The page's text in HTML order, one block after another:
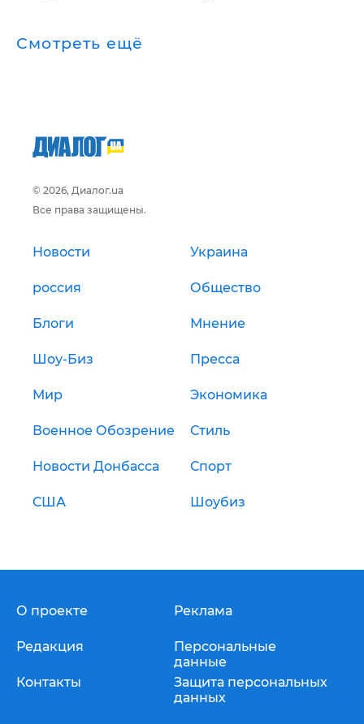
Смотреть ещё
© 2026, Диалог.ua
Все права защищены.
Новости Украина
россия Общество
Блоги Мнение
Шоу-Биз Пресса
Мир Экономика
Военное Обозрение Стиль
Новости Донбасса Спорт
США Шоубиз
О проекте
Редакция
Контакты
Реклама
Персональные
данные
Защита персональных
данных